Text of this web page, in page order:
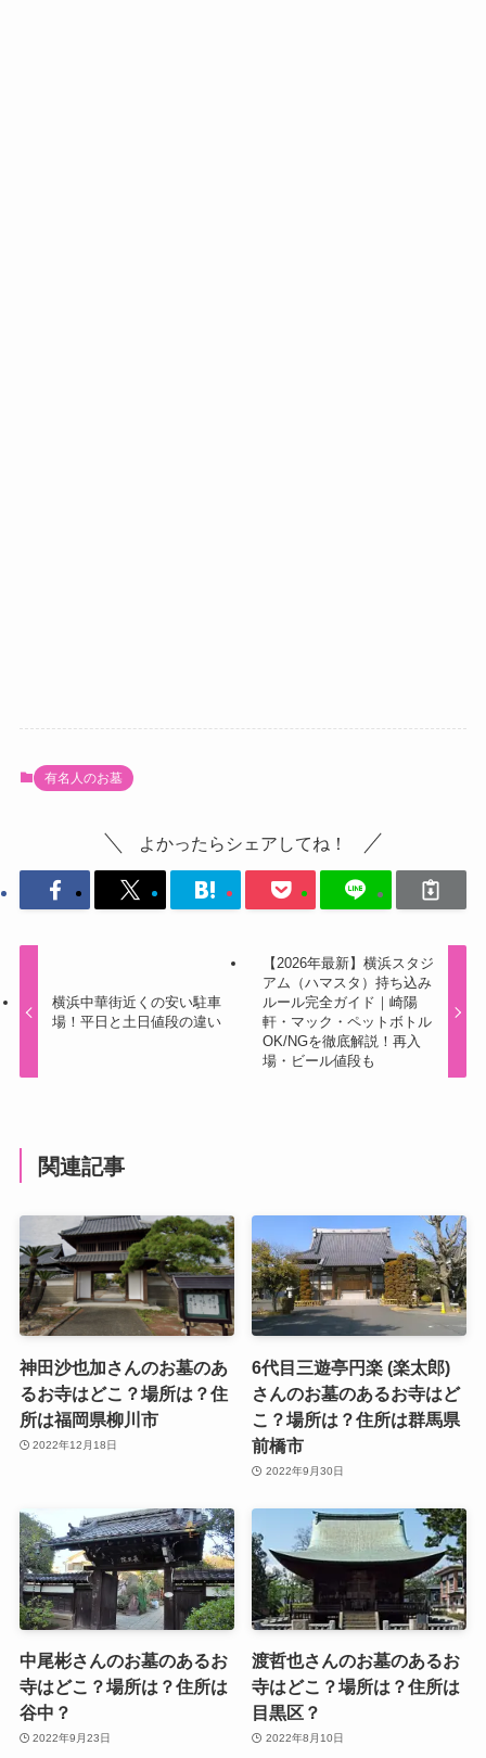
有名人のお墓
よかったらシェアしてね！
横浜中華街近くの安い駐車
場！平日と土日値段の違い
【2026年最新】横浜スタジ
アム（ハマスタ）持ち込み
ルール完全ガイド｜崎陽
軒・マック・ペットボトル
OK/NGを徹底解説！再入
場・ビール値段も
関連記事
神田沙也加さんのお墓のあ
るお寺はどこ？場所は？住
所は福岡県柳川市
2022年12月18日
6代目三遊亭円楽 (楽太郎)
さんのお墓のあるお寺はど
こ？場所は？住所は群馬県
前橋市
2022年9月30日
中尾彬さんのお墓のあるお
寺はどこ？場所は？住所は
谷中？
2022年9月23日
渡哲也さんのお墓のあるお
寺はどこ？場所は？住所は
目黒区？
2022年8月10日